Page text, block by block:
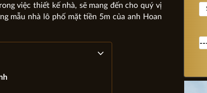
việc thiết kế nhà, sẽ mang đến cho quý vị
mẫu nhà lô phố mặt tiền 5m của anh Hoan